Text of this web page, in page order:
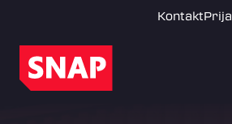
Kontakt